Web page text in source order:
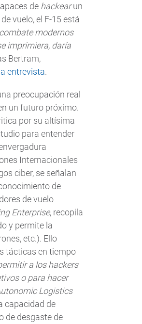
de hackearun
vuelo, el F-15 está
modernos
imprimiera, daría
Bertram,
entrevista.
preocupación real
un futuro próximo.
por su altísima
para entender
Internacionales
ciber, se señalan
de
de vuelo
Enterprise, recopila
y permite la
etc.). Ello
tácticas en tiempo
a los hackers
o para hacer
Logistics
capacidad de
de desgaste de